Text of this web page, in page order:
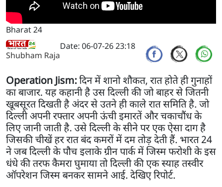
Bharat 24
Shubham Raja
Date: 06-07-26 23:18
Operation Jism:दिन में शानो शौकत, रात होते ही गुनाहों
का बाजार. यह कहानी है उस दिल्ली की जो बाहर से जितनी
खूबसूरत दिखती है अंदर से उतने ही काले रात समिति है. जो
दिल्ली अपनी रफ्तार अपनी ऊंची इमारतें और चकाचौंध के
लिए जानी जाती है. उसे दिल्ली के सीने पर एक ऐसा दाग है
जिसकी चीखें हर रात बंद कमरों में दम तोड़ देती हैं. भारत 24
ने जब दिल्ली के पौच इलाके ग्रीन पार्क में जिस्म फरोशी के इस
धंधे की तरफ कैमरा घुमाया तो दिल्ली की एक स्याह तस्वीर
ऑपरेशन जिस्म बनकर सामने आई. देखिए रिपोर्ट.